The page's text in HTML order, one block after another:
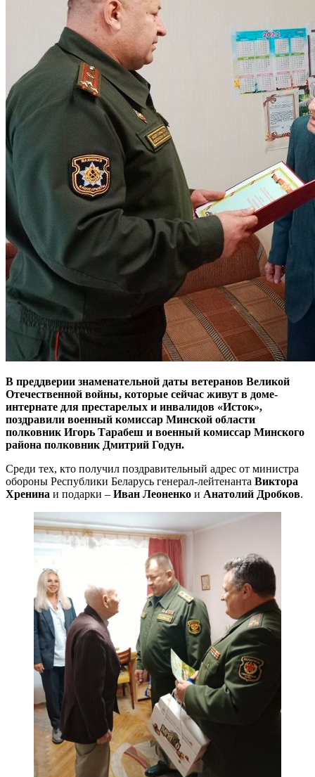
В преддверии знаменательной даты ветеранов Великой
Отечественной войны, которые сейчас живут в доме-
интернате для престарелых и инвалидов «Исток»,
поздравили военный комиссар Минской области
полковник Игорь Тарабеш и военный комиссар Минского
района полковник Дмитрий Годун.
Среди тех, кто получил поздравительный адрес от министра
обороны Республики Беларусь генерал-лейтенанта Виктора
Хренина и подарки – Иван Леоненко и Анатолий Дробков.